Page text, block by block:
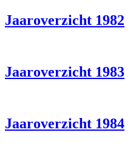
Jaaroverzicht 1982
Jaaroverzicht 1983
Jaaroverzicht 1984